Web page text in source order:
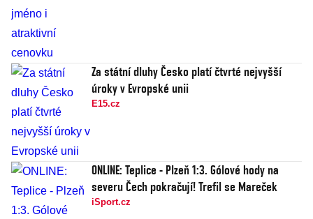
Za státní dluhy Česko platí čtvrté nejvyšší
úroky v Evropské unii
E15.cz
ONLINE: Teplice - Plzeň 1:3. Gólové hody na
severu Čech pokračují! Trefil se Mareček
iSport.cz